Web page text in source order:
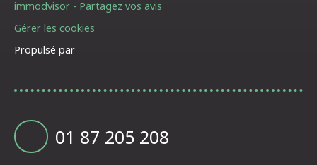
immodvisor - Partagez vos avis
Gérer les cookies
Propulsé par
01 87 205 208